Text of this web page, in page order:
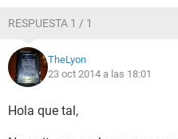
RESPUESTA 1 / 1
TheLyon
23 oct 2014 a las 18:01
Hola que tal,